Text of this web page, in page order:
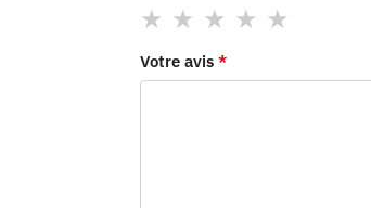
Votre avis *